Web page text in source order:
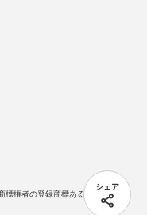
シェア
権者の登録商標あるいは商標で